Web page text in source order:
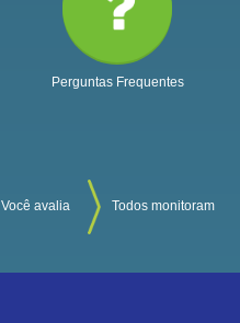
Perguntas Frequentes
Você avalia Todos monitoram